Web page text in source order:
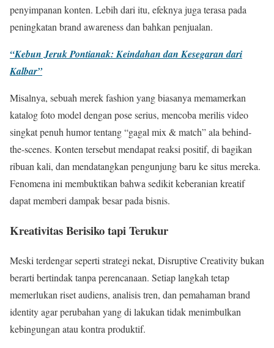
penyimpanan konten. Lebih dari itu, efeknya juga terasa pada
peningkatan brand awareness dan bahkan penjualan.
“Kebun Jeruk Pontianak: Keindahan dan Kesegaran dari
Kalbar”
Misalnya, sebuah merek fashion yang biasanya memamerkan
katalog foto model dengan pose serius, mencoba merilis video
singkat penuh humor tentang “gagal mix & match” ala behind-
the-scenes. Konten tersebut mendapat reaksi positif, di bagikan
ribuan kali, dan mendatangkan pengunjung baru ke situs mereka.
Fenomena ini membuktikan bahwa sedikit keberanian kreatif
dapat memberi dampak besar pada bisnis.
Kreativitas Berisiko tapi Terukur
Meski terdengar seperti strategi nekat, Disruptive Creativity bukan
berarti bertindak tanpa perencanaan. Setiap langkah tetap
memerlukan riset audiens, analisis tren, dan pemahaman brand
identity agar perubahan yang di lakukan tidak menimbulkan
kebingungan atau kontra produktif.